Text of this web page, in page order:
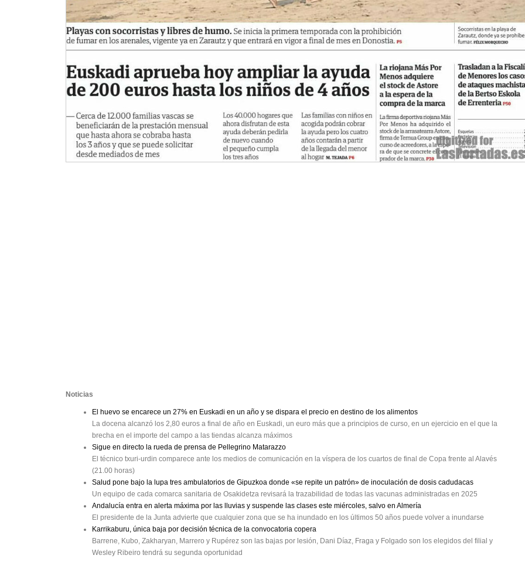
Noticias
El huevo se encarece un 27% en Euskadi en un año y se dispara el precio en destino de los alimentos
La docena alcanzó los 2,80 euros a final de año en Euskadi, un euro más que a principios de curso, en un ejercicio en el que la
brecha en el importe del campo a las tiendas alcanza máximos
Sigue en directo la rueda de prensa de Pellegrino Matarazzo
El técnico txuri-urdin comparece ante los medios de comunicación en la víspera de los cuartos de final de Copa frente al Alavés
(21.00 horas)
Salud pone bajo la lupa tres ambulatorios de Gipuzkoa donde «se repite un patrón» de inoculación de dosis cadudacas
Un equipo de cada comarca sanitaria de Osakidetza revisará la trazabilidad de todas las vacunas administradas en 2025
Andalucía entra en alerta máxima por las lluvias y suspende las clases este miércoles, salvo en Almería
El presidente de la Junta advierte que cualquier zona que se ha inundado en los últimos 50 años puede volver a inundarse
Karrikaburu, única baja por decisión técnica de la convocatoria copera
Barrene, Kubo, Zakharyan, Marrero y Rupérez son las bajas por lesión, Dani Díaz, Fraga y Folgado son los elegidos del filial y
Wesley Ribeiro tendrá su segunda oportunidad